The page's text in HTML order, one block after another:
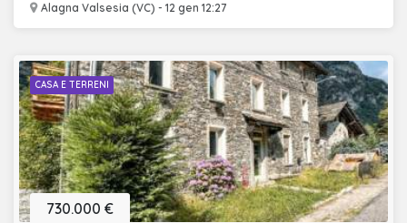
Alagna Valsesia (VC) - 12 gen 12:27
CASA E TERRENI
730.000 €